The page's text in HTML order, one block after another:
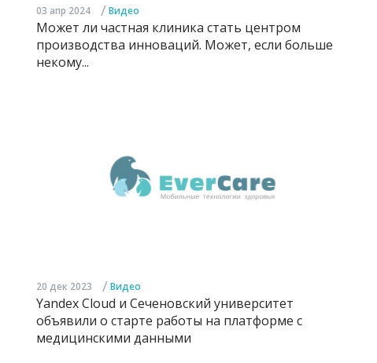
03 апр 2024 / Видео
Может ли частная клиника стать центром
производства инноваций. Может, если больше
некому...
20 дек 2023 / Видео
Yandex Cloud и Сеченовский университет
объявили о старте работы на платформе с
медицинскими данными